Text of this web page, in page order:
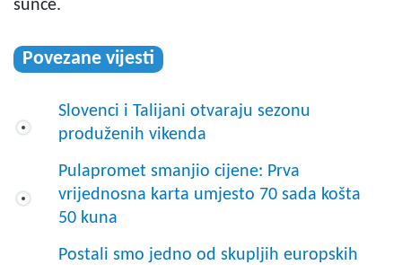
sunce.
Povezane vijesti
Slovenci i Talijani otvaraju sezonu
produženih vikenda
Pulapromet smanjio cijene: Prva
vrijednosna karta umjesto 70 sada košta
50 kuna
Postali smo jedno od skupljih europskih